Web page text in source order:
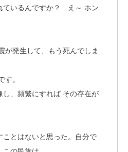
ているんですか？ え～ ホン
が発生して、もう死んでしま
す。
、頻繁にすれば その存在が
とはないと思った。自分で